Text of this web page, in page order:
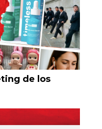
Del Skin
Nueva Calle